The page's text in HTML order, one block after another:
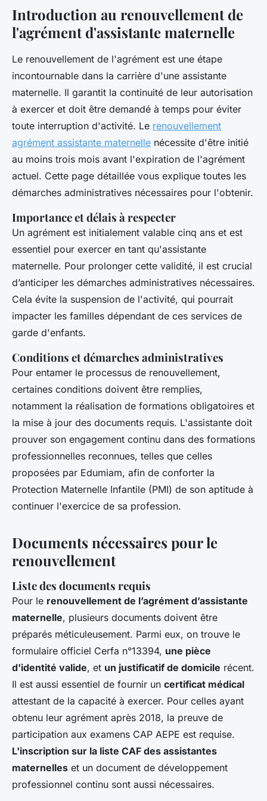
Introduction au renouvellement de
l'agrément d'assistante maternelle
Le renouvellement de l'agrément est une étape
incontournable dans la carrière d'une assistante
maternelle. Il garantit la continuité de leur autorisation
à exercer et doit être demandé à temps pour éviter
toute interruption d'activité. Le renouvellement
agrément assistante maternelle nécessite d'être initié
au moins trois mois avant l'expiration de l'agrément
actuel. Cette page détaillée vous explique toutes les
démarches administratives nécessaires pour l'obtenir.
Importance et délais à respecter
Un agrément est initialement valable cinq ans et est
essentiel pour exercer en tant qu'assistante
maternelle. Pour prolonger cette validité, il est crucial
d’anticiper les démarches administratives nécessaires.
Cela évite la suspension de l'activité, qui pourrait
impacter les familles dépendant de ces services de
garde d'enfants.
Conditions et démarches administratives
Pour entamer le processus de renouvellement,
certaines conditions doivent être remplies,
notamment la réalisation de formations obligatoires et
la mise à jour des documents requis. L'assistante doit
prouver son engagement continu dans des formations
professionnelles reconnues, telles que celles
proposées par Edumiam, afin de conforter la
Protection Maternelle Infantile (PMI) de son aptitude à
continuer l'exercice de sa profession.
Documents nécessaires pour le
renouvellement
Liste des documents requis
Pour le renouvellement de l’agrément d’assistante
maternelle, plusieurs documents doivent être
préparés méticuleusement. Parmi eux, on trouve le
formulaire officiel Cerfa n°13394, une pièce
d'identité valide, et un justificatif de domicile récent.
Il est aussi essentiel de fournir un certificat médical
attestant de la capacité à exercer. Pour celles ayant
obtenu leur agrément après 2018, la preuve de
participation aux examens CAP AEPE est requise.
L'inscription sur la liste CAF des assistantes
maternelles et un document de développement
professionnel continu sont aussi nécessaires.